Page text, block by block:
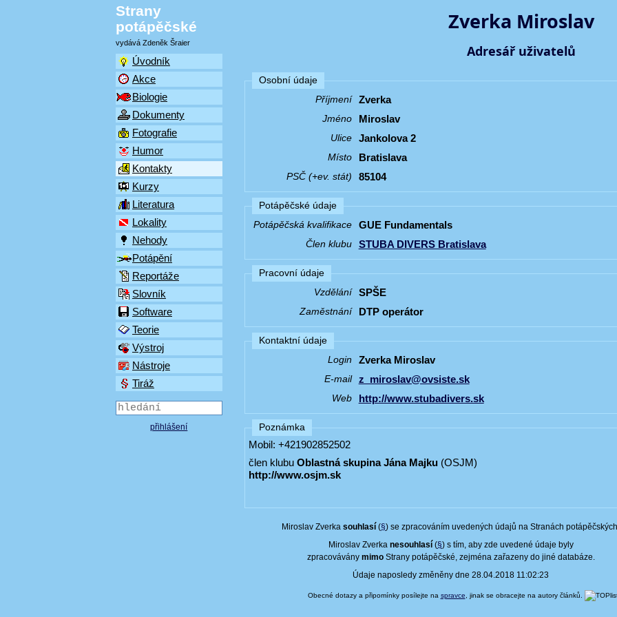
Strany
potápěčské
vydává Zdeněk Šraier
Úvodník
Akce
Biologie
Dokumenty
Fotografie
Humor
Kontakty
Kurzy
Literatura
Lokality
Nehody
Potápění
Reportáže
Slovník
Software
Teorie
Výstroj
Nástroje
Tiráž
přihlášení
Zverka Miroslav
Adresář uživatelů
Osobní údaje
Příjmení
Zverka
Jméno Miroslav
Ulice Jankolova 2
Místo Bratislava
PSČ (+ev. stát) 85104
Potápěčské údaje
Potápěčská kvalifikace
GUE Fundamentals
Člen klubu STUBA DIVERS Bratislava
Pracovní údaje
Vzdělání
SPŠE
Zaměstnání DTP operátor
Kontaktní údaje
Login
Zverka Miroslav
E-mail z_miroslav@ovsiste.sk
Web http://www.stubadivers.sk
Poznámka
Mobil: +421902852502
člen klubu Oblastná skupina Jána Majku(OSJM)
http://www.osjm.sk
Miroslav Zverkasouhlasí (§) se zpracováním uvedených údajů na Stranách
Miroslav Zverka nesouhlasí(§) s tím, aby zde uvedené údaje byly
zpracovávány mimoStrany potápěčské, zejména zařazeny do jiné databáze.
Údaje naposledy změněny dne 28.04.2018 11:02:23
Obecné dotazy a připomínky posílejte na spravce , jinak se obracejte na autory článků.